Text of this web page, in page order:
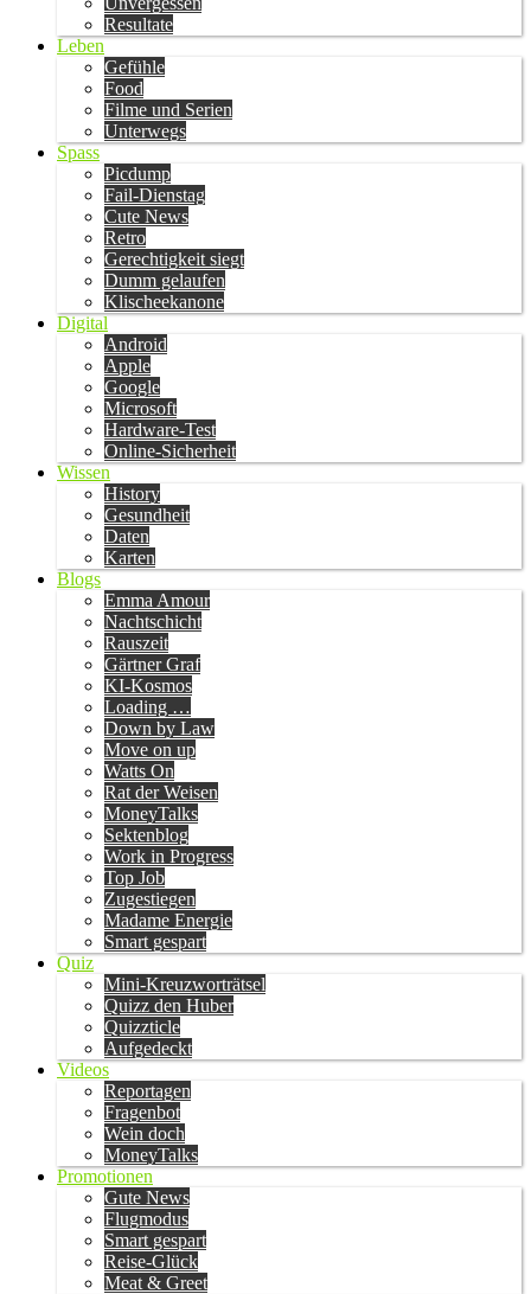
Resultate
Leben
Gefühle
Food
Filme und Serien
Unterwegs
Spass
Picdump
Fail-Dienstag
Cute News
Retro
Gerechtigkeit siegt
Dumm gelaufen
Klischeekanone
Digital
Android
Apple
Google
Microsoft
Hardware-Test
Online-Sicherheit
Wissen
History
Gesundheit
Daten
Karten
Blogs
Emma Amour
Nachtschicht
Rauszeit
Gärtner Graf
KI-Kosmos
Loading …
Down by Law
Move on up
Watts On
Rat der Weisen
MoneyTalks
Sektenblog
Work in Progress
Top Job
Zugestiegen
Madame Energie
Smart gespart
Quiz
Mini-Kreuzworträtsel
Quizz den Huber
Quizzticle
Aufgedeckt
Videos
Reportagen
Fragenbot
Wein doch
MoneyTalks
Promotionen
Gute News
Flugmodus
Smart gespart
Reise-Glück
Meat & Greet